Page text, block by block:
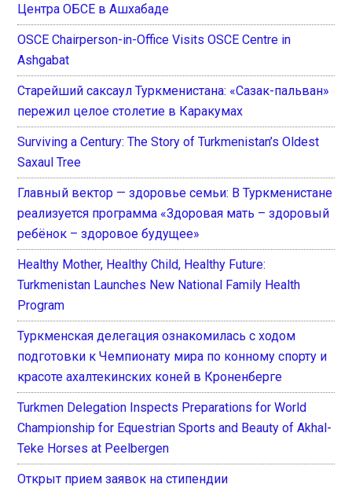
Центра ОБСЕ в Ашхабаде
OSCE Chairperson-in-Office Visits OSCE Centre in
Ashgabat
Старейший саксаул Туркменистана: «Сазак-пальван»
пережил целое столетие в Каракумах
Surviving a Century: The Story of Turkmenistan’s Oldest
Saxaul Tree
Главный вектор — здоровье семьи: В Туркменистане
реализуется программа «Здоровая мать – здоровый
ребёнок – здоровое будущее»
Healthy Mother, Healthy Child, Healthy Future:
Turkmenistan Launches New National Family Health
Program
Туркменская делегация ознакомилась с ходом
подготовки к Чемпионату мира по конному спорту и
красоте ахалтекинских коней в Кроненберге
Turkmen Delegation Inspects Preparations for World
Championship for Equestrian Sports and Beauty of Akhal-
Teke Horses at Peelbergen
Открыт прием заявок на стипендии